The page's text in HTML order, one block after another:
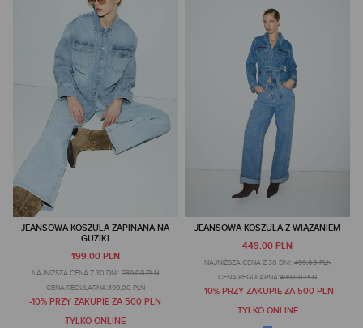
JEANSOWA KOSZULA ZAPINANA NA
GUZIKI
199,00 PLN
NAJNIŻSZA CENA Z 30 DNI: 239,00 PLN
CENA REGULARNA:399,00 PLN
-10% PRZY ZAKUPIE ZA 500 PLN
TYLKO ONLINE
JEANSOWA KOSZULA Z WIĄZANIEM
449,00 PLN
NAJNIŻSZA CENA Z 30 DNI: 499,00 PLN
CENA REGULARNA:499,00 PLN
-10% PRZY ZAKUPIE ZA 500 PLN
TYLKO ONLINE